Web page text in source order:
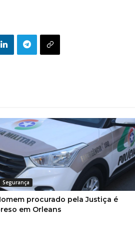
Segurança
procurado pela Justiça é
em Orleans